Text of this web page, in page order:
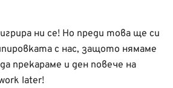
ни се! Но преди това ще си
с нас, защото нямаме
прекараме и ден повече на
later!